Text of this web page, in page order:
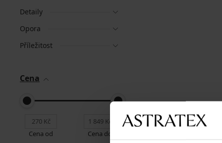
Detaily
Opora
Příležitost
Cena
Cena od Cena do